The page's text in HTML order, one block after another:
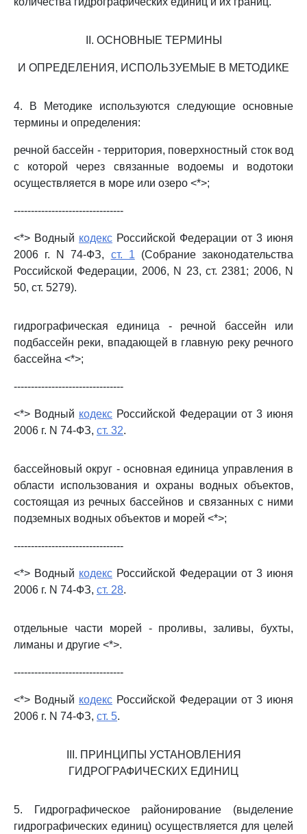
II. ОСНОВНЫЕ ТЕРМИНЫ
И ОПРЕДЕЛЕНИЯ, ИСПОЛЬЗУЕМЫЕ В МЕТОДИКЕ
4. В Методике используются следующие основные
термины и определения:
речной бассейн - территория, поверхностный сток вод
с которой через связанные водоемы и водотоки
осуществляется в море или озеро <*>;
--------------------------------
<*> Водный кодекс Российской Федерации от 3 июня
2006 г. N 74-ФЗ, ст. 1 (Собрание законодательства
Российской Федерации, 2006, N 23, ст. 2381; 2006, N
50, ст. 5279).
гидрографическая единица - речной бассейн или
подбассейн реки, впадающей в главную реку речного
бассейна <*>;
--------------------------------
<*> Водный кодекс Российской Федерации от 3 июня
2006 г. N 74-ФЗ, ст. 32.
бассейновый округ - основная единица управления в
области использования и охраны водных объектов,
состоящая из речных бассейнов и связанных с ними
подземных водных объектов и морей <*>;
--------------------------------
<*> Водный кодекс Российской Федерации от 3 июня
2006 г. N 74-ФЗ, ст. 28.
отдельные части морей - проливы, заливы, бухты,
лиманы и другие <*>.
--------------------------------
<*> Водный кодекс Российской Федерации от 3 июня
2006 г. N 74-ФЗ, ст. 5.
III. ПРИНЦИПЫ УСТАНОВЛЕНИЯ
ГИДРОГРАФИЧЕСКИХ ЕДИНИЦ
5. Гидрографическое районирование (выделение
гидрографических единиц) осуществляется для целей